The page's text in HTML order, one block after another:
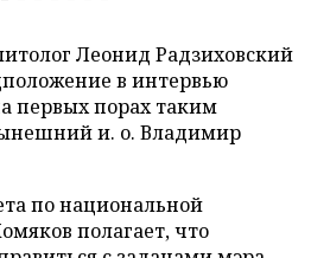
Леонид Радзиховский
в интервью
первых порах таким
и. о. Владимир
по национальной
полагает, что